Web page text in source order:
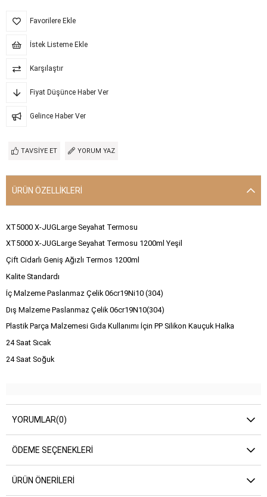
Favorilere Ekle
İstek Listeme Ekle
Karşılaştır
Fiyat Düşünce Haber Ver
Gelince Haber Ver
TAVSIYE ET YORUM YAZ
ÜRÜN ÖZELLIKLERI
XT5000 X-JUGLarge Seyahat Termosu
XT5000 X-JUGLarge Seyahat Termosu 1200ml Yeşil
Çift Cidarlı Geniş Ağızlı Termos 1200ml
Kalite Standardı
İç Malzeme Paslanmaz Çelik 06cr19Ni10 (304)
Dış Malzeme Paslanmaz Çelik 06cr19N10(304)
Plastik Parça Malzemesi Gıda Kullanımı İçin PP Silikon Kauçuk Halka
24 Saat Sıcak
24 Saat Soğuk
YORUMLAR(0)
ÖDEME SEÇENEKLERI
ÜRÜN ÖNERILERI